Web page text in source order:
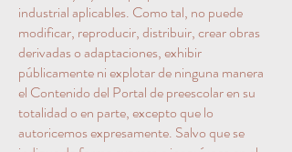
industrial aplicables. Como tal, no puede
modificar, reproducir, distribuir, crear obras
derivadas o adaptaciones, exhibir
públicamente ni explotar de ninguna manera
el Contenido del Portal de preescolar en su
totalidad o en parte, excepto que lo
autoricemos expresamente. Salvo que se